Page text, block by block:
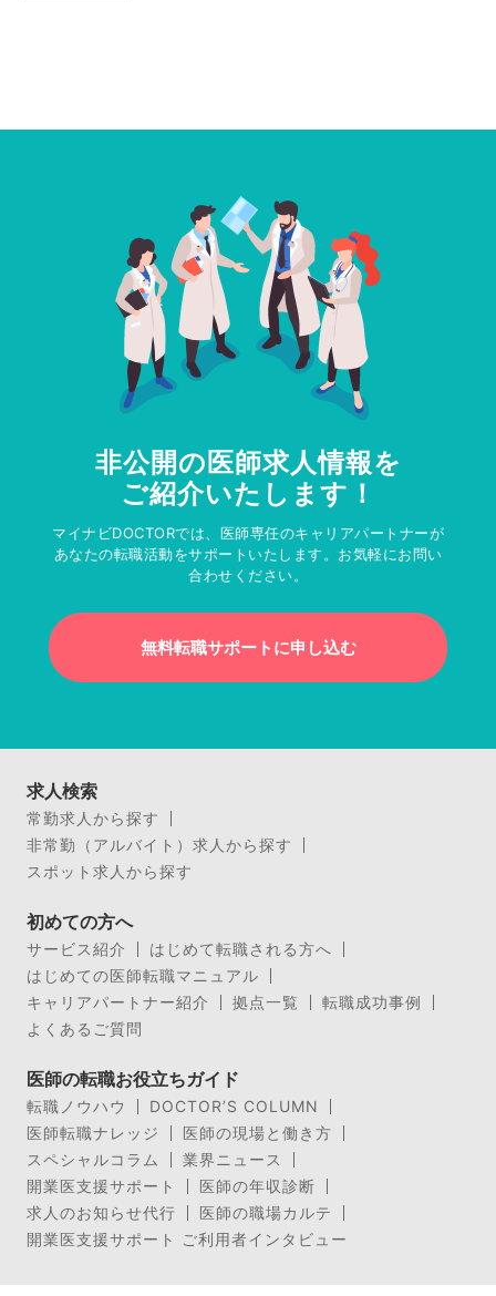
非公開の医師求人情報を
ご紹介いたします！
マイナビDOCTORでは、医師専任のキャリアパートナーが
あなたの転職活動をサポートいたします。お気軽にお問い
合わせください。
無料転職サポートに申し込む
求人検索
常勤求人から探す
非常勤（アルバイト）求人から探す
スポット求人から探す
初めての方へ
サービス紹介
はじめて転職される方へ
はじめての医師転職マニュアル
キャリアパートナー紹介
拠点一覧
転職成功事例
よくあるご質問
医師の転職お役立ちガイド
転職ノウハウ
DOCTOR’S COLUMN
医師転職ナレッジ
医師の現場と働き方
スペシャルコラム
業界ニュース
開業医支援サポート
医師の年収診断
求人のお知らせ代行
医師の職場カルテ
開業医支援サポート ご利用者インタビュー